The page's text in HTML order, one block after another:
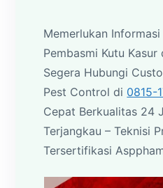
Memerlukan
Pembasmi Kutu
Segera Hubungi
Pest Control di 0815-
Cepat Berkualitas 24
Terjangkau – Teknisi
Tersertifikasi